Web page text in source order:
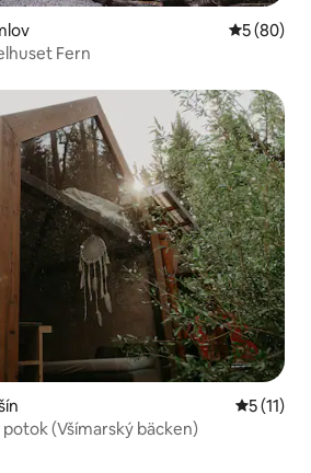
5 av 5 i
5 (80)
Fern
5 av 5 i
5 (11)
(Všímarský bäcken)